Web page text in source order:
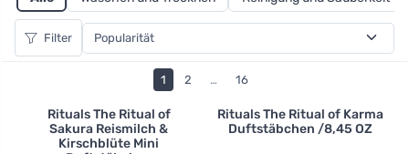
Filter
1 2 … 16
Rituals The Ritual of
Sakura Reismilch &
Kirschblüte Mini
Rituals The Ritual of Karma
Duftstäbchen /8,45 OZ